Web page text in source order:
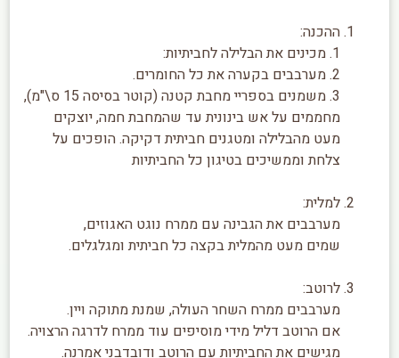
ההכנה:
1. מכינים את הבלילה לחביתיות:
2. מערבבים בקערה את כל החומרים.
3. משמנים בספריי מחבת קטנה (קוטר בסיסה 15 ס\"מ),
מחממים על אש בינונית עד שהמחבת חמה, יוצקים
מעט מהבלילה ומטגנים חביתית דקיקה. הופכים על
צלחת וממשיכים בטיגון כל החביתיות
למלית:
מערבבים את הגבינה עם ממרח נוגט האגוזים,
שמים מעט מהמלית בקצה כל חביתית ומגלגלים.
לרוטב:
מערבבים ממרח השחר העולה, שמנת מתוקה ויין.
אם הרוטב דליל מידי מוסיפים עוד ממרח לדרגה הרצויה.
מגישים את החביתיות עם הרוטב ודובדבני אמרנה.